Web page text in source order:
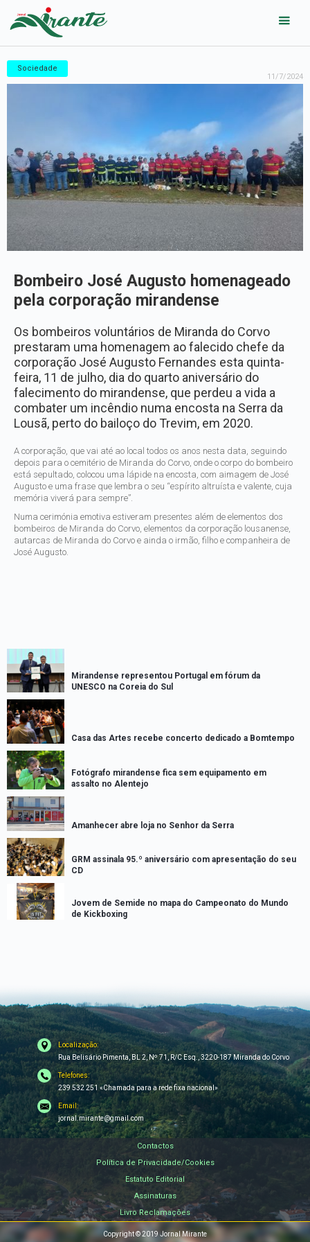
Sociedade
11/7/2024
Bombeiro José Augusto homenageado
pela corporação mirandense
Os bombeiros voluntários de Miranda do Corvo
prestaram uma homenagem ao falecido chefe da
corporação José Augusto Fernandes esta quinta-
feira, 11 de julho, dia do quarto aniversário do
falecimento do mirandense, que perdeu a vida a
combater um incêndio numa encosta na Serra da
Lousã, perto do bailoço do Trevim, em 2020.
A corporação, que vai até ao local todos os anos nesta data, seguindo
depois para o cemitério de Miranda do Corvo, onde o corpo do bombeiro
está sepultado, colocou uma lápide na encosta, com aimagem de José
Augusto e uma frase que lembra o seu “espírito altruísta e valente, cuja
memória viverá para sempre”.
Numa cerimónia emotiva estiveram presentes além de elementos dos
bombeiros de Miranda do Corvo, elementos da corporação lousanense,
autarcas de Miranda do Corvo e ainda o irmão, filho e companheira de
José Augusto.
Mirandense representou Portugal em fórum da
UNESCO na Coreia do Sul
Casa das Artes recebe concerto dedicado a Bomtempo
Fotógrafo mirandense fica sem equipamento em
assalto no Alentejo
Amanhecer abre loja no Senhor da Serra
GRM assinala 95.º aniversário com apresentação do seu
CD
Jovem de Semide no mapa do Campeonato do Mundo
de Kickboxing
Localização:
Rua Belisário Pimenta, BL 2, Nº 71, R/C Esq., 3220-187 Miranda do Corvo
Telefones:
239 532 251 «Chamada para a rede fixa nacional»
Email:
jornal.mirante@gmail.com
Contactos
Política de Privacidade/Cookies
Estatuto Editorial
Assinaturas
Livro Reclamações
Copyright © 2019 Jornal Mirante